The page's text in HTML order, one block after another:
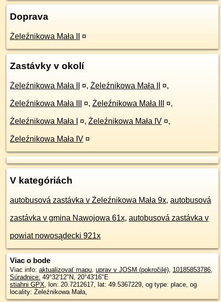
Doprava
Żeleźnikowa Mała II ¤
Zastávky v okolí
Żeleźnikowa Mała II ¤, Żeleźnikowa Mała II ¤,
Żeleźnikowa Mała III ¤, Żeleźnikowa Mała III ¤,
Żeleźnikowa Mała I ¤, Żeleźnikowa Mała IV ¤,
Żeleźnikowa Mała IV ¤
V kategóriách
autobusová zastávka v Żeleźnikowa Mała 9x, autobusová
zastávka v gmina Nawojowa 61x, autobusová zastávka v
powiat nowosądecki 921x
Viac o bode
Viac info: aktualizovať mapu, uprav v JOSM (pokročilé), 10185853786,
Súradnice: 49°32'12"N, 20°43'16"E
stiahni GPX, lon: 20.7212617, lat: 49.5367229, og type: place, og
locality: Żeleźnikowa Mała,